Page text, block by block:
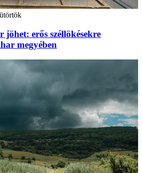
jöhet: erős széllökésekre
megyében